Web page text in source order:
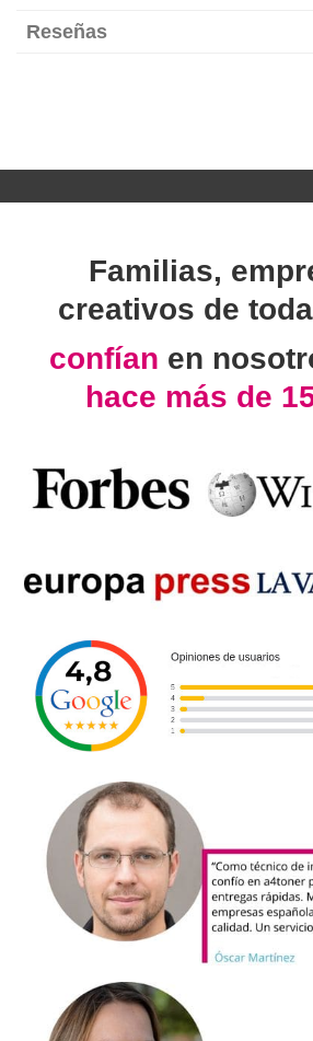
Reseñas
Familias,
creativos de
confían en
hace más de